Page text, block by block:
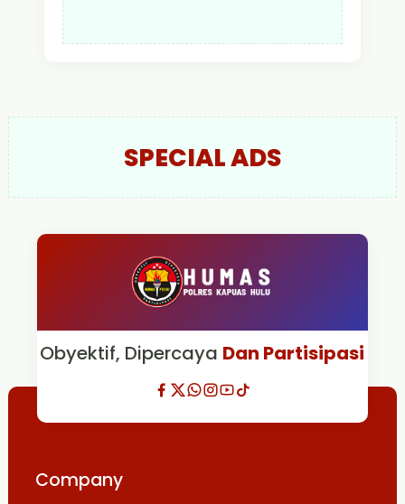
SPECIAL ADS
Obyektif, Dipercaya Dan Partisipasi
Company